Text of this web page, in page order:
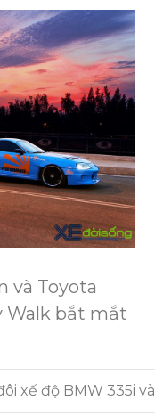
và Toyota
Walk bắt mắt